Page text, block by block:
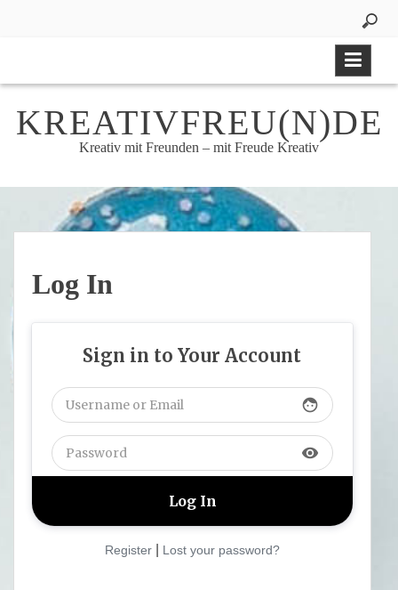
KREATIVFREU(N)DE
Kreativ mit Freunden – mit Freude Kreativ
Log In
Sign in to Your Account
face
visibility
Register Lost your password?